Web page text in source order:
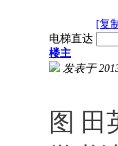
[复
电梯直达
楼主
发表于
图 田